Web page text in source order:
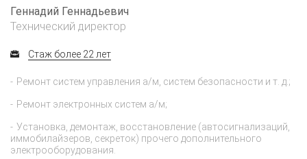
Геннадий Геннадьевич
Технический директор
Стаж более 22 лет
Ремонт систем управления а/м, систем безопасности и т. д.;
Ремонт электронных систем а/м;
Установка, демонтаж, восстановление (автосигнализаций,
иммобилайзеров, секреток) прочего дополнительного
электрооборудования.